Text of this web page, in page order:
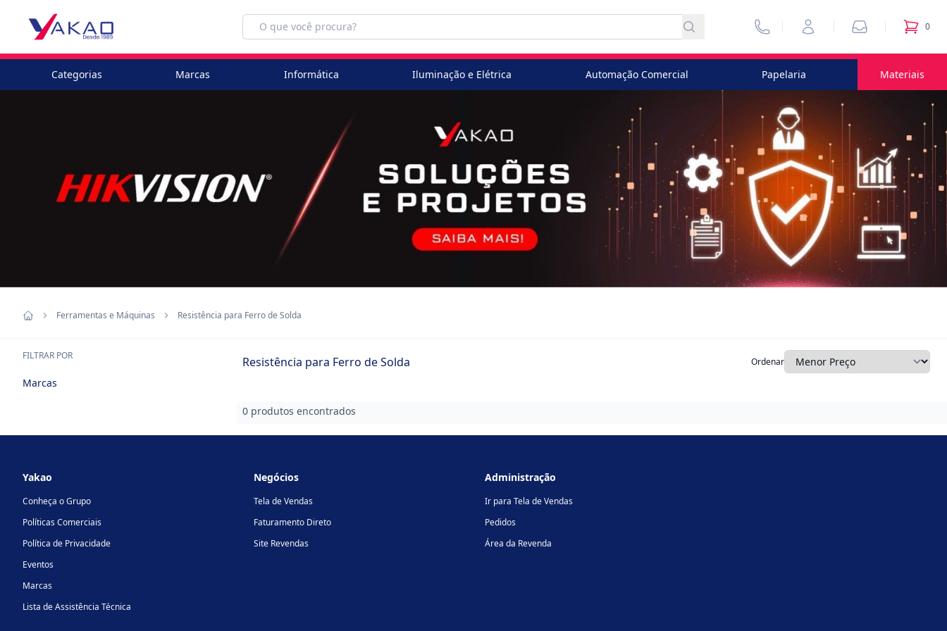
VendedoresMinha ContaPedidos 0
itens
Categorias Marcas Informática Iluminação e Elétrica Automação Comercial Papelaria Materiais
Ferramentas e Máquinas Resistência para Ferro de Solda
FILTRAR POR Resistência para Ferro de Solda Ordenar
Marcas
0 produtos encontrados
Yakao
Conheça o Grupo
Políticas Comerciais
Política de Privacidade
Eventos
Marcas
Lista de Assistência Técnica
Negócios
Tela de Vendas
Faturamento Direto
Site Revendas
Administração
Ir para Tela de Vendas
Pedidos
Área da Revenda